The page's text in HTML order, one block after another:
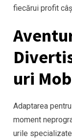
fiecărui profit
uri
Adaptarea
moment
urile